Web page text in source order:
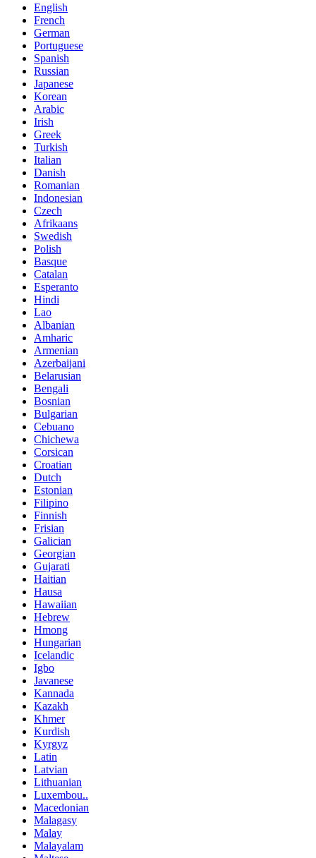
English
French
German
Portuguese
Spanish
Russian
Japanese
Korean
Arabic
Irish
Greek
Turkish
Italian
Danish
Romanian
Indonesian
Czech
Afrikaans
Swedish
Polish
Basque
Catalan
Esperanto
Hindi
Lao
Albanian
Amharic
Armenian
Azerbaijani
Belarusian
Bengali
Bosnian
Bulgarian
Cebuano
Chichewa
Corsican
Croatian
Dutch
Estonian
Filipino
Finnish
Frisian
Galician
Georgian
Gujarati
Haitian
Hausa
Hawaiian
Hebrew
Hmong
Hungarian
Icelandic
Igbo
Javanese
Kannada
Kazakh
Khmer
Kurdish
Kyrgyz
Latin
Latvian
Lithuanian
Luxembou..
Macedonian
Malagasy
Malay
Malayalam